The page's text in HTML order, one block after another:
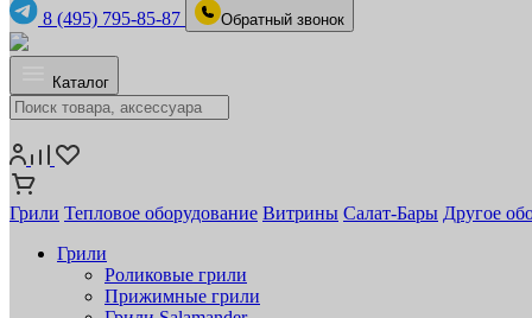
8 (495) 795-85-87 Обратный звонок
Каталог
Грили Тепловое оборудование Витрины Салат-Бары Другое
Грили
Роликовые грили
Прижимные грили